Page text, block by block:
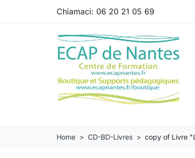
Chiamaci: 06 20 21 05 69
Home CD-BD-Livres copy of Livre